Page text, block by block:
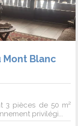
Mont Blanc
3 pièces de 50 m²
privilégi...